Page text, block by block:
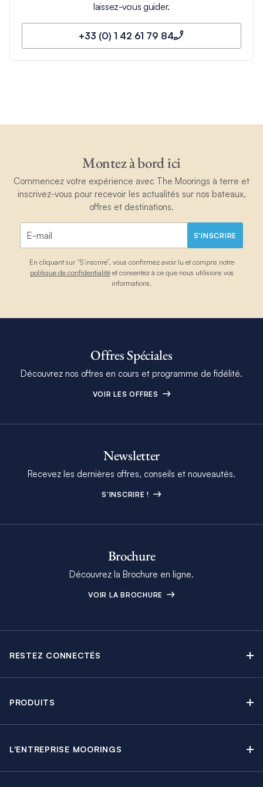
laissez-vous guider.
+33 (0) 1 42 61 79 84
Montez à bord ici
Commencez votre expérience avec The Moorings à terre et
inscrivez-vous pour recevoir les actualités sur nos bateaux,
offres et destinations.
S'INSCRIRE
En cliquant sur “S’inscrire”, vous confirmez avoir lu et compris notre
politique de confidentialitéet consentez à ce que nous utilisions vos
informations.
Offres Spéciales
Découvrez nos offres en cours et programme de fidélité.
VOIR LES OFFRES
Newsletter
Recevez les dernières offres, conseils et nouveautés.
S'INSCRIRE !
Brochure
Découvrez la Brochure en ligne.
VOIR LA BROCHURE
RESTEZ CONNECTÉS
Offres en cours
PRODUITS
L'ENTREPRISE MOORINGS